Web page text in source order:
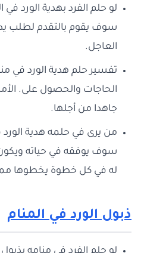
لو حلم الفرد بهدية الورد في
سوف يقوم بالتقدم لطلب يد
العاجل.
تفسير حلم هدية الورد في
الحاجات والحصول على.
جاهدا من أجلها.
من يرى في حلمه هدية الورد
سوف يوفقه في حياته ويكون
له في كل خطوة يخطوها
ذبول الورد في المنام